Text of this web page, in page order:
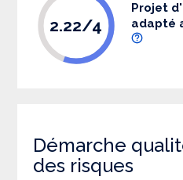
2.22/4
Projet
adapté
Démarche
des risques